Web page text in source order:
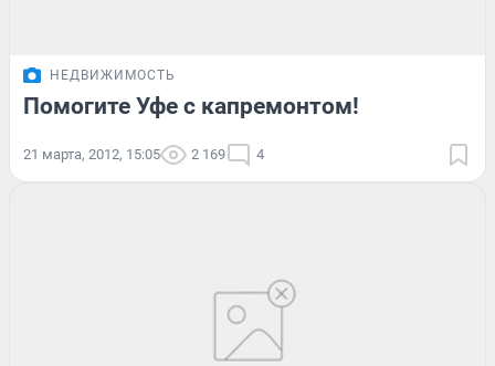
НЕДВИЖИМОСТЬ
Помогите Уфе с капремонтом!
21 марта, 2012, 15:05 2 169 4